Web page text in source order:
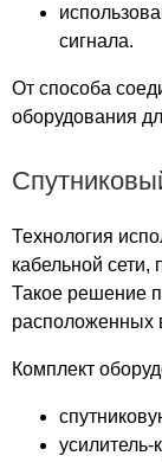
Веселый
Весна
Вешняки
Видное Парк
Виктория Плаза
Водный
Водный
Волгоградский
Вперед
Высота
Вэронд
Вэст Альфа
сигнала.
От способа
оборудования
Технология
кабельной сети,
Такое решение
расположенных
Комплект
усилитель-